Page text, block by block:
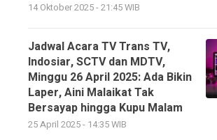
14 Oktober 2025 - 21:45 WIB
Jadwal Acara TV Trans TV,
Indosiar, SCTV dan MDTV,
Minggu 26 April 2025: Ada Bikin
Laper, Aini Malaikat Tak
Bersayap hingga Kupu Malam
25 April 2025 - 14:35 WIB